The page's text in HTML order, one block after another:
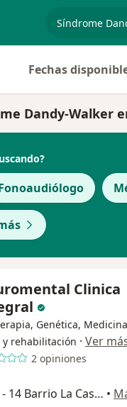
especialidad,
Fechas
Dandy-Walker
Clinica
Genética, Medicina
y rehabilitación · Ver
2 opiniones
Carrera 11 # 15 norte - 14 Barrio La Castellana, Armenia •